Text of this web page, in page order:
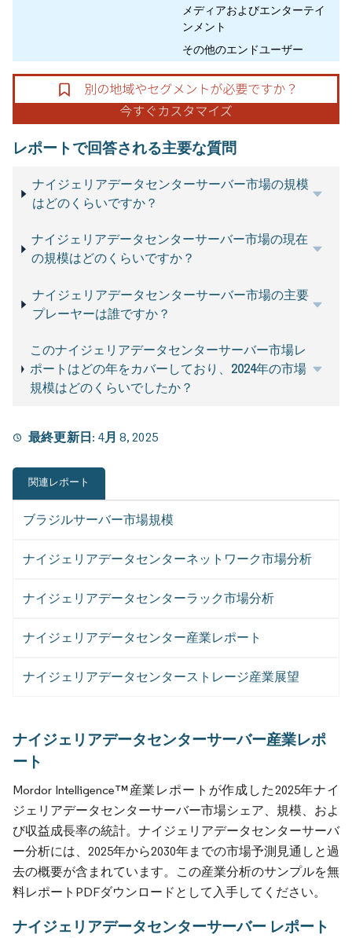
メディアおよびエンターテイ
ンメント
その他のエンドユーザー
レポートで回答される主要な質問
ナイジェリアデータセンターサーバー市場の規模
はどのくらいですか？
ナイジェリアデータセンターサーバー市場の現在
の規模はどのくらいですか？
ナイジェリアデータセンターサーバー市場の主要
プレーヤーは誰ですか？
このナイジェリアデータセンターサーバー市場レ
ポートはどの年をカバーしており、2024年の市場
規模はどのくらいでしたか？
最終更新日: 4月 8, 2025
関連レポート
ブラジルサーバー市場規模
ナイジェリアデータセンターネットワーク市場分析
ナイジェリアデータセンターラック市場分析
ナイジェリアデータセンター産業レポート
ナイジェリアデータセンターストレージ産業展望
ナイジェリアデータセンターサーバー産業レポ
ート
Mordor Intelligence™産業レポートが作成した2025年ナイ
ジェリアデータセンターサーバー市場シェア、規模、およ
び収益成長率の統計。ナイジェリアデータセンターサーバ
ー分析には、2025年から2030年までの市場予測見通しと過
去の概要が含まれています。この産業分析のサンプルを無
料レポートPDFダウンロードとして入手してください。
ナイジェリアデータセンターサーバー レポート